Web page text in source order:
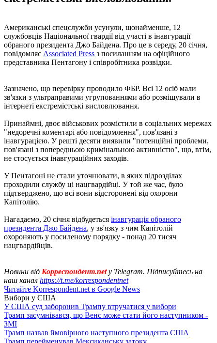
Американські спецслужби усунули, щонайменше, 12
службовців Національної гвардії від участі в інавгурації
обраного президента Джо Байдена. Про це в середу, 20 січня,
повідомляє Associated Press з посиланням на офіційного
представника Пентагону і співробітника розвідки.
Зазначено, що перевірку проводило ФБР. Всі 12 осіб мали
зв'язки з ультраправими угрупованнями або розміщували в
інтернеті екстремістські висловлювання.
Принаймні, двоє військових розмістили в соціальних мережах
"недоречні коментарі або повідомлення", пов'язані з
інавгурацією. У решті десяти виявили "потенційні проблеми,
пов'язані з попередньою кримінальною активністю", що, втім,
не стосується інавгураційних заходів.
У Пентагоні не стали уточнювати, в яких підрозділах
проходили службу ці нацгвардійці. У той же час, було
підтверджено, що всі вони відсторонені від охорони
Капітолію.
Нагадаємо, 20 січня відбудеться інавгурація обраного
президента Джо Байдена, у зв'язку з чим Капітолій
охороняють у посиленому порядку - понад 20 тисяч
нацгвардійців.
Новини від Корреспондент.netу Telegram. Підписуйтесь на
наш канал https://t.me/korrespondentnet
Читайте Korrespondent.net в Google News
Вибори у США
У США суд заборонив Трампу втручатися у вибори
Трамп засумнівався, що Венс може стати його наступником -
ЗМІ
Трамп назвав ймовірного наступного президента США
Трамп перейменував Мексиканську затоку